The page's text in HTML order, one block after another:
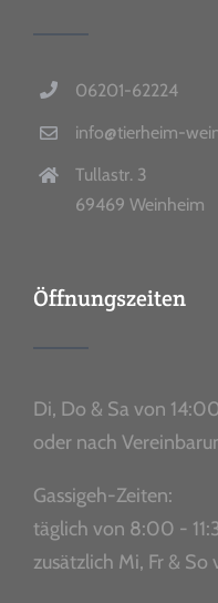
06201-62224
info@tierheim-
Tullastr. 3
69469 Weinheim
Öffnungszeiten
Di, Do & Sa von
oder nach
Gassigeh-Zeiten:
täglich von 8:00 -
zusätzlich Mi, Fr &